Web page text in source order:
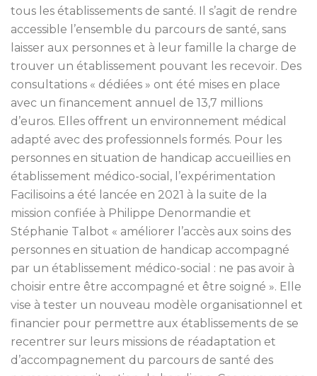
tous les établissements de santé. Il s’agit de rendre
accessible l’ensemble du parcours de santé, sans
laisser aux personnes et à leur famille la charge de
trouver un établissement pouvant les recevoir. Des
consultations « dédiées » ont été mises en place
avec un financement annuel de 13,7 millions
d’euros. Elles offrent un environnement médical
adapté avec des professionnels formés. Pour les
personnes en situation de handicap accueillies en
établissement médico-social, l’expérimentation
Facilisoins a été lancée en 2021 à la suite de la
mission confiée à Philippe Denormandie et
Stéphanie Talbot « améliorer l’accès aux soins des
personnes en situation de handicap accompagné
par un établissement médico-social : ne pas avoir à
choisir entre être accompagné et être soigné ». Elle
vise à tester un nouveau modèle organisationnel et
financier pour permettre aux établissements de se
recentrer sur leurs missions de réadaptation et
d’accompagnement du parcours de santé des